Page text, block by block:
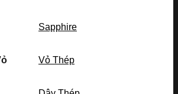
Sapphire
Vỏ Thép